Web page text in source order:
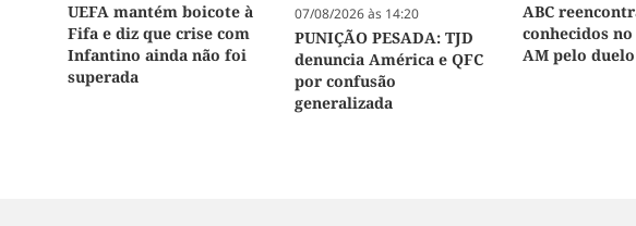
UEFA mantém boicote à
Fifa e diz que crise com
Infantino ainda não foi
superada
07/08/2026 às 14:20
PUNIÇÃO PESADA: TJD
denuncia América e QFC
por confusão
generalizada
ABC
conhecidos
AM pelo duelo